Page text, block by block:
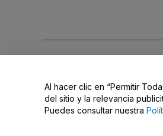
No compartir mi información
Al hacer clic en “Permitir
del sitio y la relevancia
Puedes consultar nuestra